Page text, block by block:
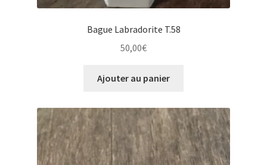
Bague Labradorite T.58
50,00€
Ajouter au panier